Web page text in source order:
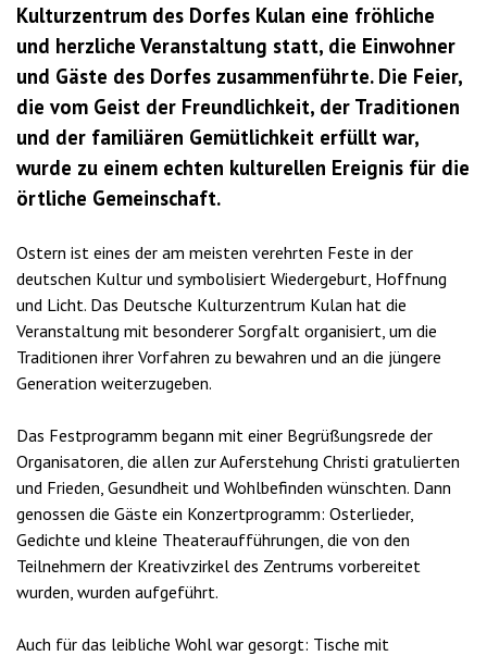
Kulturzentrum des Dorfes Kulan eine fröhliche
und herzliche Veranstaltung statt, die Einwohner
und Gäste des Dorfes zusammenführte. Die Feier,
die vom Geist der Freundlichkeit, der Traditionen
und der familiären Gemütlichkeit erfüllt war,
wurde zu einem echten kulturellen Ereignis für die
örtliche Gemeinschaft.
Ostern ist eines der am meisten verehrten Feste in der
deutschen Kultur und symbolisiert Wiedergeburt, Hoffnung
und Licht. Das Deutsche Kulturzentrum Kulan hat die
Veranstaltung mit besonderer Sorgfalt organisiert, um die
Traditionen ihrer Vorfahren zu bewahren und an die jüngere
Generation weiterzugeben.
Das Festprogramm begann mit einer Begrüßungsrede der
Organisatoren, die allen zur Auferstehung Christi gratulierten
und Frieden, Gesundheit und Wohlbefinden wünschten. Dann
genossen die Gäste ein Konzertprogramm: Osterlieder,
Gedichte und kleine Theateraufführungen, die von den
Teilnehmern der Kreativzirkel des Zentrums vorbereitet
wurden, wurden aufgeführt.
Auch für das leibliche Wohl war gesorgt: Tische mit